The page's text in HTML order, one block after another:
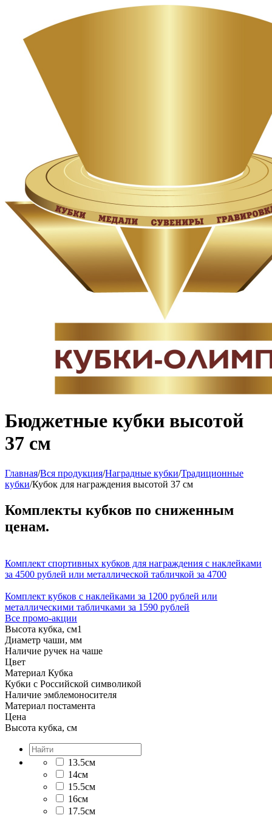
Бюджетные кубки высотой
37 см
Главная/Вся продукция/Наградные кубки/Традиционные
кубки/Кубок для награждения высотой 37 см
Комплекты кубков по сниженным
ценам.
Комплект спортивных кубков для награждения с наклейками
за 4500 рублей или металлической табличкой за 4700
Комплект кубков с наклейками за 1200 рублей или
металлическими табличками за 1590 рублей
Все промо-акции
Высота кубка, см1
Диаметр чаши, мм
Наличие ручек на чаше
Цвет
Материал Кубка
Кубки с Российской символикой
Наличие эмблемоносителя
Материал постамента
Цена
Высота кубка, см
13.5см
14см
15.5см
16см
17.5см